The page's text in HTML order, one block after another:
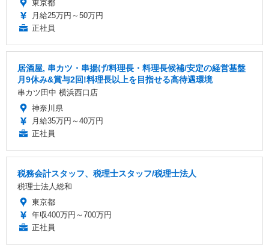
東京都
月給25万円～50万円
正社員
居酒屋, 串カツ・串揚げ/料理長・料理長候補/安定の経営基盤
月9休み&賞与2回!料理長以上を目指せる高待遇環境
串カツ田中 横浜西口店
神奈川県
月給35万円～40万円
正社員
税務会計スタッフ、税理士スタッフ/税理士法人
税理士法人総和
東京都
年収400万円～700万円
正社員